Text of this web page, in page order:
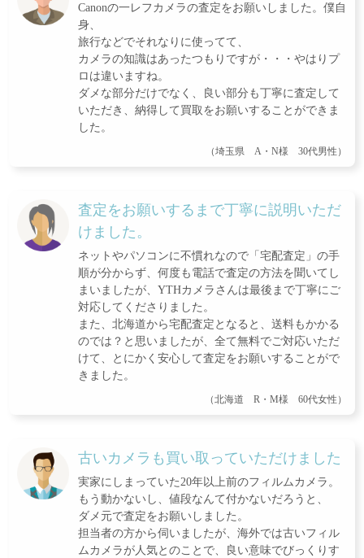
Canonの一レフカメラの査定をお願いしました。僕自
身、
旅行などでそれなりに使ってて、
カメラの知識はあったつもりですが・・・やはりプ
ロは違いますね。
ダメな部分だけでなく、良い部分も丁寧に査定して
いただき、納得して買取をお願いすることができま
した。
（埼玉県 A・N様 30代男性）
査定をお願いするまで丁寧に説明いただ
けました。
ネットやパソコンに不慣れなので「宅配査定」の手
順が分からず、何度も電話で査定の方法を聞いてし
まいましたが、YTHカメラさんは最後まで丁寧にご
対応してくださりました。
また、北海道から宅配査定となると、送料もかかる
のでは？と思いましたが、全て無料でご対応いただ
けて、とにかく安心して査定をお願いすることがで
きました。
（北海道 R・M様 60代女性）
古いカメラも買い取っていただけました
実家にしまっていた20年以上前のフィルムカメラ。
もう動かないし、値段なんて付かないだろうと、
ダメ元で査定をお願いしました。
担当者の方から伺いましたが、海外では古いフィル
ムカメラが人気とのことで、良い意味でびっくりす